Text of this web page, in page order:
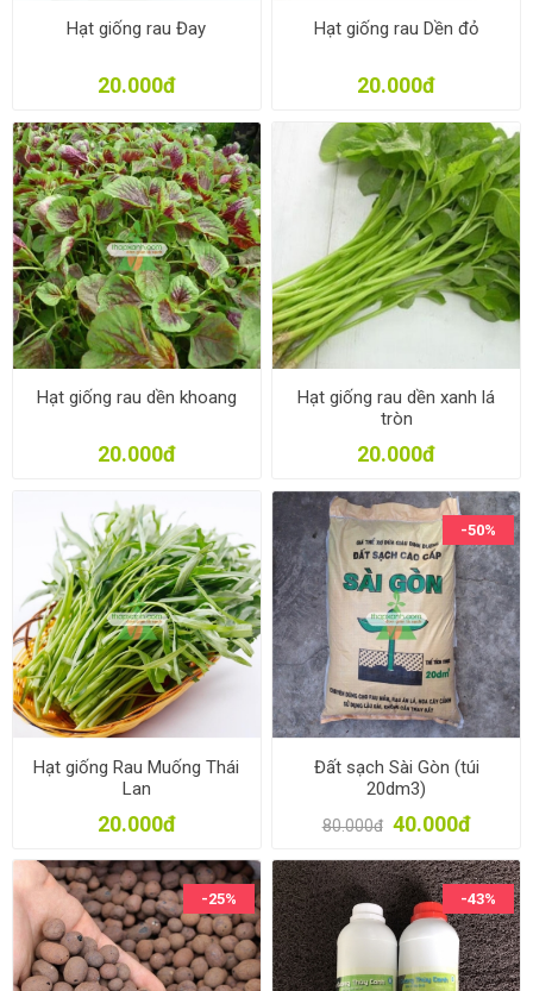
Hạt giống rau Đay
20.000đ
Hạt giống rau Dền đỏ
20.000đ
Hạt giống rau dền khoang
20.000đ
Hạt giống rau dền xanh lá
tròn
20.000đ
Hạt giống Rau Muống Thái
Lan
20.000đ
-50%
Đất sạch Sài Gòn (túi
20dm3)
80.000đ 40.000đ
-25% -43%